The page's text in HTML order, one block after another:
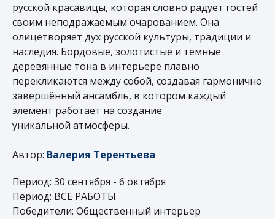
русской красавицы, которая словно радует гостей
своим неподражаемым очарованием. Она
олицетворяет дух русской культуры, традиции и
наследия. Бордовые, золотистые и тёмные
деревянные тона в интерьере плавно
перекликаются между собой, создавая гармонично
завершённый ансамбль, в котором каждый
элемент работает на создание
уникальной атмосферы.
Автор: Валерия Терентьева
Период: 30 сентября - 6 октября
Период: ВСЕ РАБОТЫ
Победители: Общественный интерьер